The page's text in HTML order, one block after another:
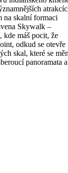
na skalní formaci
Skywalk –
kde máš pocit, že
odkud se otevře
skal, které se
panoramata a